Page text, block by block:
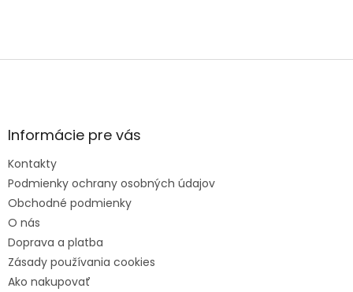
e
Informácie pre vás
Kontakty
Podmienky ochrany osobných údajov
Obchodné podmienky
O nás
Doprava a platba
Zásady používania cookies
Ako nakupovať